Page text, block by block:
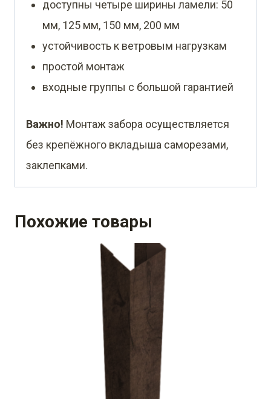
доступны четыре ширины ламели: 50
мм, 125 мм, 150 мм, 200 мм
устойчивость к ветровым нагрузкам
простой монтаж
входные группы с большой гарантией
Важно! Монтаж забора осуществляется
без крепёжного вкладыша саморезами,
заклепками.
Похожие товары